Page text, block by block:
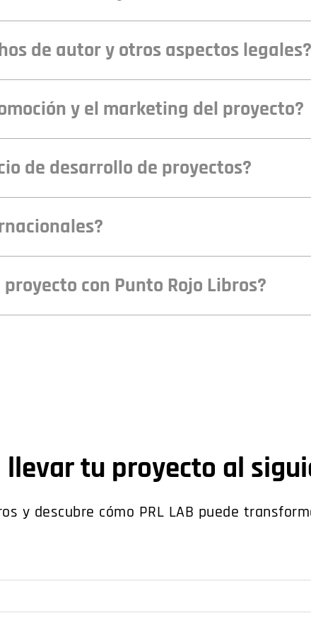
de autor y otros aspectos legales?
y el marketing del proyecto?
de desarrollo de proyectos?
con Punto Rojo Libros?
llevar tu proyecto al
y descubre cómo PRL LAB puede